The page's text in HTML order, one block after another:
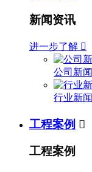
新闻资讯
进一步了解 
公司新闻
行业新闻
工程案例 
工程案例